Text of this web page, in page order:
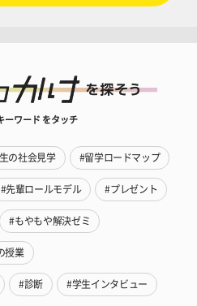
ーワード をタッチ
の社会見学 #留学ロードマップ
#先輩ロールモデル #プレゼント
#もやもや解決ゼミ
授業
#診断 #学生インタビュー